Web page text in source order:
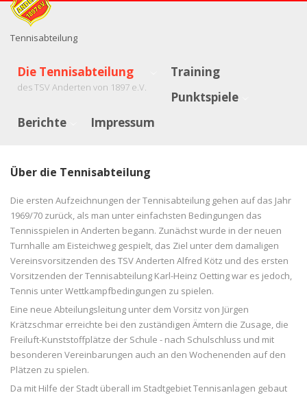
Tennisabteilung
Die Tennisabteilung
des TSV Anderten von 1897 e.V.
Training
Punktspiele
Berichte
Impressum
Über die Tennisabteilung
Die ersten Aufzeichnungen der Tennisabteilung gehen auf das Jahr
1969/70 zurück, als man unter einfachsten Bedingungen das
Tennisspielen in Anderten begann. Zunächst wurde in der neuen
Turnhalle am Eisteichweg gespielt, das Ziel unter dem damaligen
Vereinsvorsitzenden des TSV Anderten Alfred Kötz und des ersten
Vorsitzenden der Tennisabteilung Karl-Heinz Oetting war es jedoch,
Tennis unter Wettkampfbedingungen zu spielen.
Eine neue Abteilungsleitung unter dem Vorsitz von Jürgen
Krätzschmar erreichte bei den zuständigen Ämtern die Zusage, die
Freiluft-Kunststoffplätze der Schule - nach Schulschluss und mit
besonderen Vereinbarungen auch an den Wochenenden auf den
Plätzen zu spielen.
Da mit Hilfe der Stadt überall im Stadtgebiet Tennisanlagen gebaut